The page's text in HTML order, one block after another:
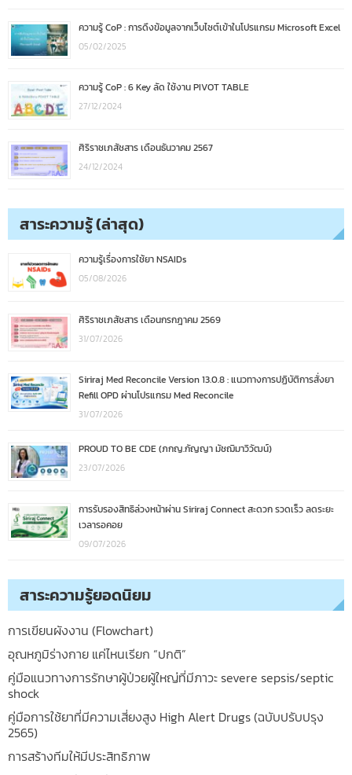
ความรู้ CoP : การดึงข้อมูลจากเว็บไซต์เข้าในโปรแกรม Microsoft Excel
05/02/2025
ความรู้ CoP : 6 Key ลัด ใช้งาน PIVOT TABLE
27/12/2024
ศิริราชเภสัชสาร เดือนธันวาคม 2567
24/12/2024
สาระความรู้ (ล่าสุด)
ความรู้เรื่องการใช้ยา NSAIDs
05/08/2026
ศิริราชเภสัชสาร เดือนกรกฎาคม 2569
31/07/2026
Siriraj Med Reconcile Version 13.0.8 : แนวทางการปฏิบัติการสั่งยา
Refill OPD ผ่านโปรแกรม Med Reconcile
31/07/2026
PROUD TO BE CDE (ภกญ.กัญญา มัชฌิมาวิวัฒน์)
23/07/2026
การรับรองสิทธิล่วงหน้าผ่าน Siriraj Connect สะดวก รวดเร็ว ลดระยะ
เวลารอคอย
09/07/2026
สาระความรู้ยอดนิยม
การเขียนผังงาน (Flowchart)
อุณหภูมิร่างกาย แค่ไหนเรียก “ปกติ”
คู่มือแนวทางการรักษาผู้ป่วยผู้ใหญ่ที่มีภาวะ severe sepsis/septic
shock
คู่มือการใช้ยาที่มีความเสี่ยงสูง High Alert Drugs (ฉบับปรับปรุง
2565)
การสร้างทีมให้มีประสิทธิภาพ